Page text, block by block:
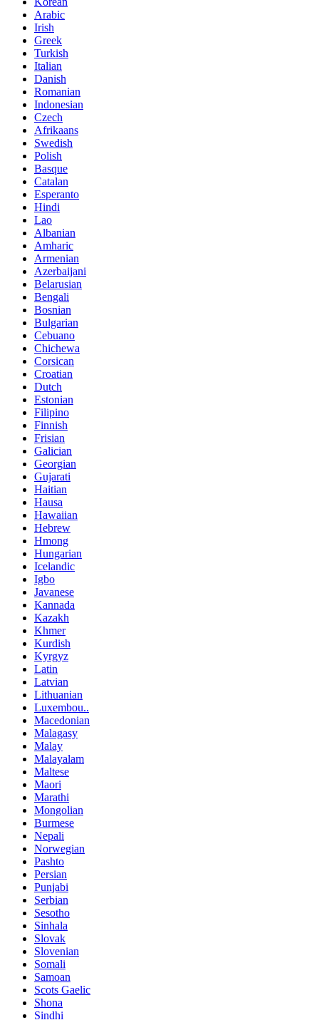
Arabic
Irish
Greek
Turkish
Italian
Danish
Romanian
Indonesian
Czech
Afrikaans
Swedish
Polish
Basque
Catalan
Esperanto
Hindi
Lao
Albanian
Amharic
Armenian
Azerbaijani
Belarusian
Bengali
Bosnian
Bulgarian
Cebuano
Chichewa
Corsican
Croatian
Dutch
Estonian
Filipino
Finnish
Frisian
Galician
Georgian
Gujarati
Haitian
Hausa
Hawaiian
Hebrew
Hmong
Hungarian
Icelandic
Igbo
Javanese
Kannada
Kazakh
Khmer
Kurdish
Kyrgyz
Latin
Latvian
Lithuanian
Luxembou..
Macedonian
Malagasy
Malay
Malayalam
Maltese
Maori
Marathi
Mongolian
Burmese
Nepali
Norwegian
Pashto
Persian
Punjabi
Serbian
Sesotho
Sinhala
Slovak
Slovenian
Somali
Samoan
Scots Gaelic
Shona
Sindhi